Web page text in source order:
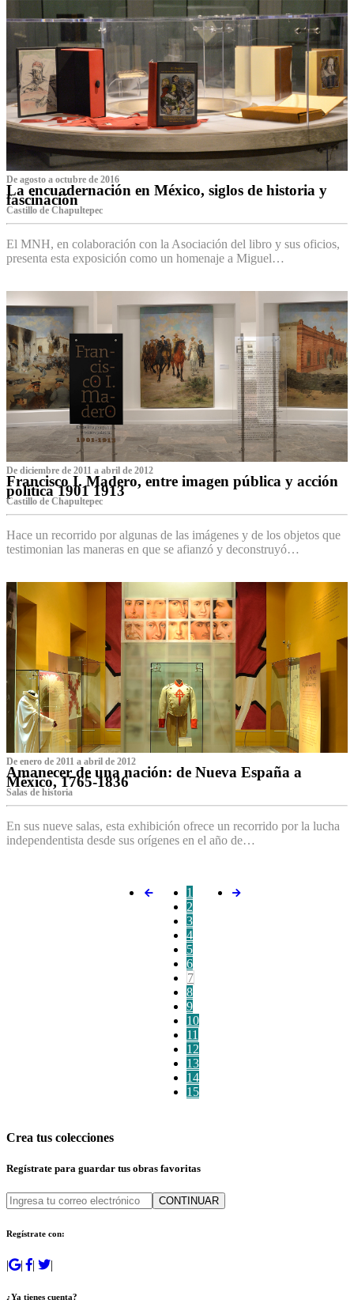
De agosto a octubre de 2016
La encuadernación en México, siglos de historia y
fascinación
Castillo de Chapultepec
El MNH, en colaboración con la Asociación del libro y sus oficios,
presenta esta exposición como un homenaje a Miguel…
De diciembre de 2011 a abril de 2012
Francisco I. Madero, entre imagen pública y acción
política 1901 1913
Castillo de Chapultepec
Hace un recorrido por algunas de las imágenes y de los objetos que
testimonian las maneras en que se afianzó y deconstruyó…
De enero de 2011 a abril de 2012
Amanecer de una nación: de Nueva España a
México, 1765-1836
Salas de historia
En sus nueve salas, esta exhibición ofrece un recorrido por la lucha
independentista desde sus orígenes en el año de…
1
2
3
4
5
6
7
8
9
10
11
12
13
14
15
Crea tus colecciones
Regístrate para guardar tus obras favoritas
CONTINUAR
Regístrate con:
| | | |
¿Ya tienes cuenta?